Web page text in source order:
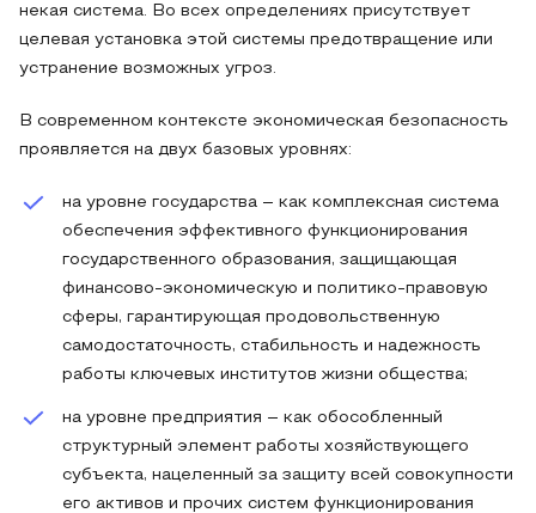
некая система. Во всех определениях присутствует
целевая установка этой системы предотвращение или
устранение возможных угроз.
В современном контексте экономическая безопасность
проявляется на двух базовых уровнях:
на уровне государства – как комплексная система
обеспечения эффективного функционирования
государственного образования, защищающая
финансово-экономическую и политико-правовую
сферы, гарантирующая продовольственную
самодостаточность, стабильность и надежность
работы ключевых институтов жизни общества;
на уровне предприятия – как обособленный
структурный элемент работы хозяйствующего
субъекта, нацеленный за защиту всей совокупности
его активов и прочих систем функционирования